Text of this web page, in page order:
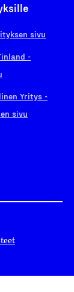
sivu
-
Yritys -
sivu